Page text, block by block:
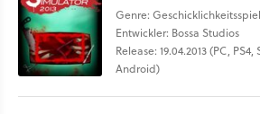
Genre: Geschicklichkeitsspiel
Entwickler: Bossa Studios
Release: 19.04.2013 (PC,
Android)